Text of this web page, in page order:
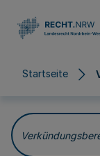
Startseite